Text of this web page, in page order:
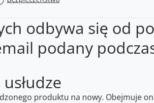
odbywa się od
podany
usłudze
produktu na nowy. Obejmuje